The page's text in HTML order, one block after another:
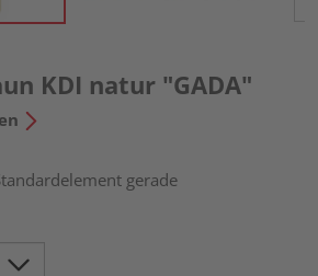
KDI natur "GADA"
gerade